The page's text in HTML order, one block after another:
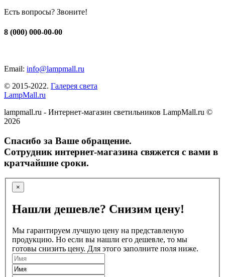
Есть вопросы? Звоните!
8 (000) 000-00-00
Email: info@lampmall.ru
© 2015-2022. Галерея света
LampMall.ru
lampmall.ru - Интернет-магазин светильников LampMall.ru ©
2026
Спасибо за Ваше обращение.
Сотрудник интернет-магазина свяжется с вами в
кратчайшие сроки.
×
Нашли дешевле? Снизим цену!
Мы гарантируем лучшую цену на представленую
продукцию. Но если вы нашли его дешевле, то мы
готовы снизить цену. Для этого заполните поля ниже.